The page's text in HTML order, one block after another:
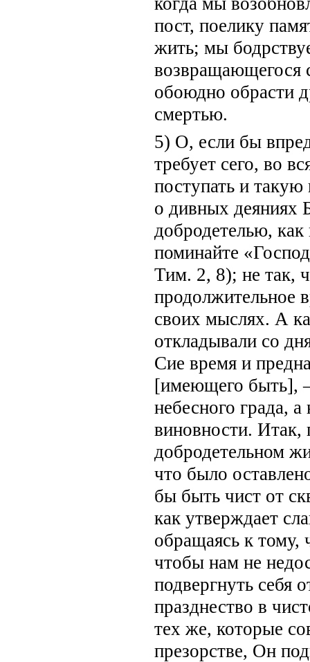
пост, поелику
жить; мы
возвращающегося
обоюдно обрасти
смертью.
5) О, если бы
требует сего, во
поступать и
о дивных деяниях
добродетелью,
поминайте
Тим. 2, 8); не так,
продолжительное
своих мыслях. А
откладывали со
Cиe время и
[имеющего быть],
небесного града,
виновности. Итак,
добродетельном
что было
бы быть чист от
как утверждает
обращаясь к тому,
чтобы нам не
подвергнуть себя
празднество в
тех же, которые
презорстве, Он